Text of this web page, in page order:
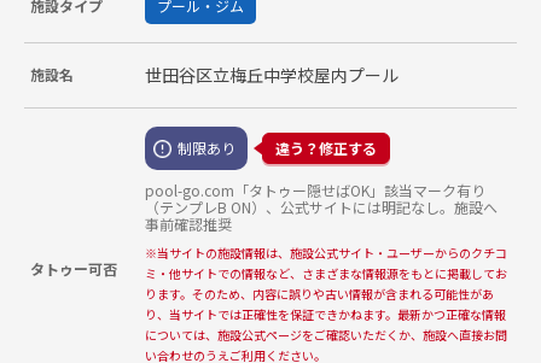
施設タイプ プール・ジム
施設名 世田谷区立梅丘中学校屋内プール
タトゥー可否
制限あり 違う？修正する
pool-go.com「タトゥー隠せばOK」該当マーク有り
（テンプレB ON）、公式サイトには明記なし。施設へ
事前確認推奨
※当サイトの施設情報は、施設公式サイト・ユーザーからのクチコ
ミ・他サイトでの情報など、さまざまな情報源をもとに掲載してお
ります。そのため、内容に誤りや古い情報が含まれる可能性があ
り、当サイトでは正確性を保証できかねます。最新かつ正確な情報
については、施設公式ページをご確認いただくか、施設へ直接お問
い合わせのうえご利用ください。